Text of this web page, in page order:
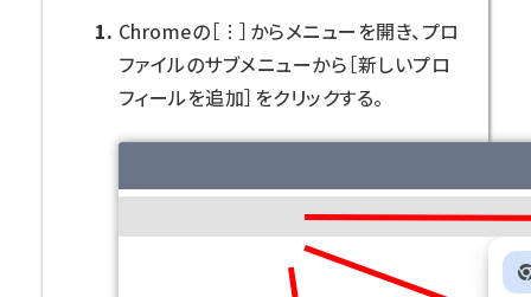
Chromeの［︙］からメニューを開き、プロ
ファイルのサブメニューから［新しいプロ
フィールを追加］をクリックする。